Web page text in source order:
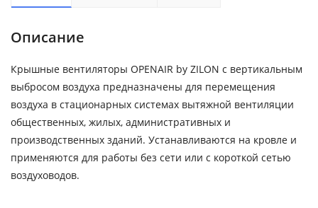
Описание
Крышные вентиляторы OPENAIR by ZILON с вертикальным
выбросом воздуха предназначены для перемещения
воздуха в стационарных системах вытяжной вентиляции
общественных, жилых, административных и
производственных зданий. Устанавливаются на кровле и
применяются для работы без сети или с короткой сетью
воздуховодов.